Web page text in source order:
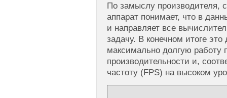
По замыслу производителя,
аппарат понимает, что в
и направляет все
задачу. В конечном итоге
максимально долгую работу
производительности и,
частоту (FPS) на высоком